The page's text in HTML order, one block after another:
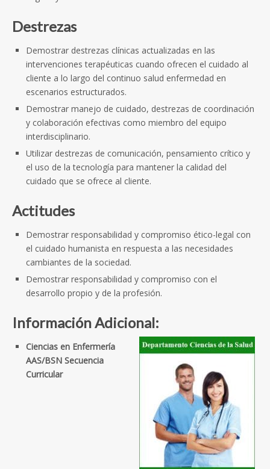
Destrezas
Demostrar destrezas clínicas actualizadas en las
intervenciones terapéuticas cuando ofrecen el cuidado al
cliente a lo largo del continuo salud enfermedad en
escenarios estructurados.
Demostrar manejo de cuidado, destrezas de coordinación
y colaboración efectivas como miembro del equipo
interdisciplinario.
Utilizar destrezas de comunicación, pensamiento crítico y
el uso de la tecnología para mantener la calidad del
cuidado que se ofrece al cliente.
Actitudes
Demostrar responsabilidad y compromiso ético-legal con
el cuidado humanista en respuesta a las necesidades
cambiantes de la sociedad.
Demostrar responsabilidad y compromiso con el
desarrollo propio y de la profesión.
Información Adicional:
Ciencias en Enfermería
AAS/BSN Secuencia
Curricular